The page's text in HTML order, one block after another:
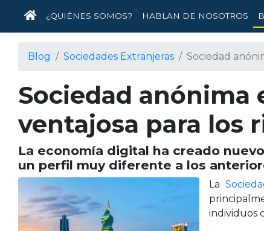
INICIO
¿QUIÉNES SOMOS? HABLAN DE NOSOTROS
Blog Sociedades Extranjeras Sociedad
Sociedad anónima
ventajosa para los
La economía digital ha creado
un perfil muy diferente a los
La
individuos